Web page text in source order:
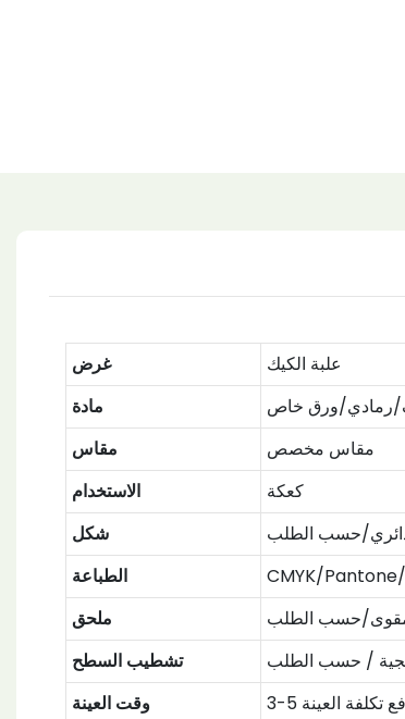
غرض
علبة الكيك
مادة
رمادي/ورق خاص
مقاس
مقاس مخصص
الاستخدام
كعكة
شكل
حسب الطلب
الطباعة
ملحق
مقوى/حسب الطلب
تشطيب السطح
/ حسب الطلب
وقت العينة
تكلفة العينة